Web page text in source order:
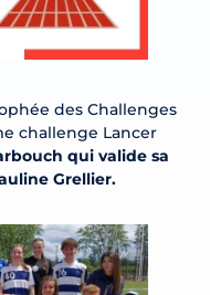
des Challenges
challenge Lancer
qui valide sa
Grellier.